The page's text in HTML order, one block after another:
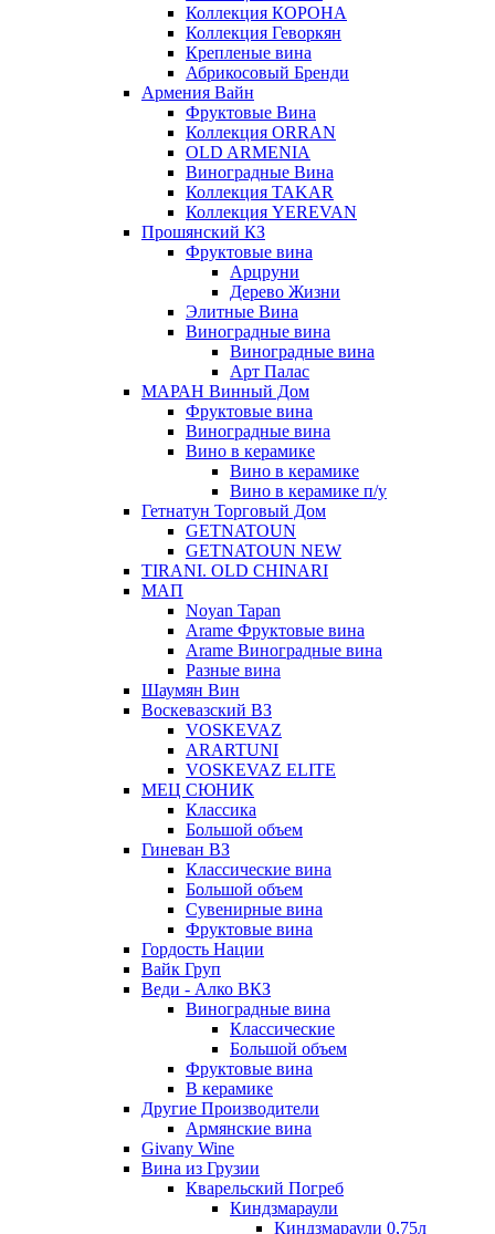
Коллекция КОРОНА
Коллекция Геворкян
Крепленые вина
Абрикосовый Бренди
Армения Вайн
Фруктовые Вина
Коллекция ORRAN
OLD ARMENIA
Виноградные Вина
Коллекция TAKAR
Коллекция YEREVAN
Прошянский КЗ
Фруктовые вина
Арцруни
Дерево Жизни
Элитные Вина
Виноградные вина
Виноградные вина
Арт Палас
МАРАН Винный Дом
Фруктовые вина
Виноградные вина
Вино в керамике
Вино в керамике
Вино в керамике п/у
Гетнатун Торговый Дом
GETNATOUN
GETNATOUN NEW
TIRANI. OLD CHINARI
МАП
Noyan Tapan
Arame Фруктовые вина
Arame Виноградные вина
Разные вина
Шаумян Вин
Воскевазский ВЗ
VOSKEVAZ
ARARTUNI
VOSKEVAZ ELITE
МЕЦ СЮНИК
Классика
Большой объем
Гиневан ВЗ
Классические вина
Большой объем
Сувенирные вина
Фруктовые вина
Гордость Нации
Вайк Груп
Веди - Алко ВКЗ
Виноградные вина
Классические
Большой объем
Фруктовые вина
В керамике
Другие Производители
Армянские вина
Givany Wine
Вина из Грузии
Кварельский Погреб
Киндзмараули
Киндзмараули 0,75л